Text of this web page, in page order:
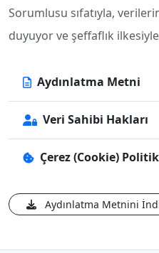
Sorumlusu sıfatıyla,
duyuyor ve şeffaflık ilkesiyle
Aydınlatma Metni
Veri Sahibi Hakları
Çerez (Cookie)
Aydınlatma Metnini